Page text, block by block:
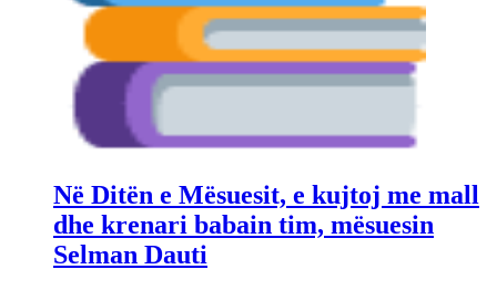
Në Ditën e Mësuesit, e kujtoj me mall
dhe krenari babain tim, mësuesin
Selman Dauti